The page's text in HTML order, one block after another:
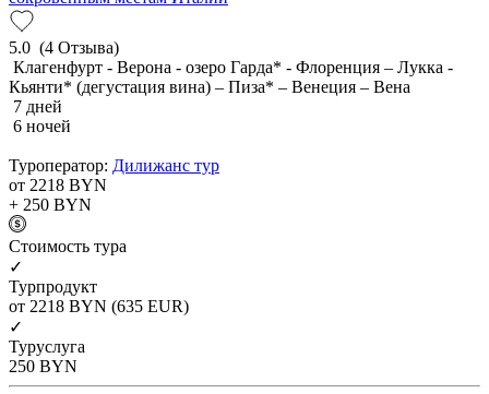
5.0 (4 Отзыва)
Клагенфурт - Верона - озеро Гарда* - Флоренция – Лукка -
Кьянти* (дегустация вина) – Пиза* – Венеция – Вена
7 дней
6 ночей
Туроператор: Дилижанс тур
от 2218 BYN
+ 250 BYN
Cтоимость тура
✓
Турпродукт
от 2218 BYN (635 EUR)
✓
Туруслуга
250 BYN